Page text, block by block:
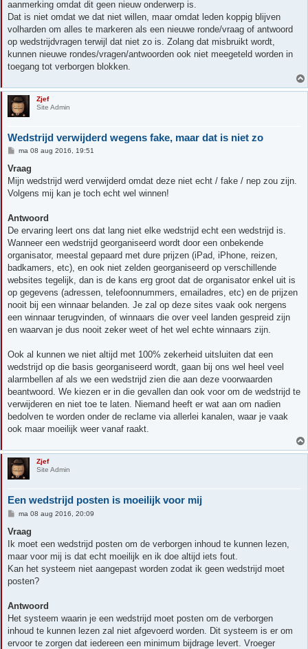
aanmerking omdat dit geen nieuw onderwerp is.
Dat is niet omdat we dat niet willen, maar omdat leden koppig blijven
volharden om alles te markeren als een nieuwe ronde/vraag of antwoord
op wedstrijdvragen terwijl dat niet zo is. Zolang dat misbruikt wordt,
kunnen nieuwe rondes/vragen/antwoorden ook niet meegeteld worden in
toegang tot verborgen blokken.
Zjef
Site Admin
Wedstrijd verwijderd wegens fake, maar dat is niet zo
B
r
c
h
ma 08 aug 2016, 19:51
Vraag
Mijn wedstrijd werd verwijderd omdat deze niet echt / fake / nep zou zijn.
Volgens mij kan je toch echt wel winnen!
Antwoord
De ervaring leert ons dat lang niet elke wedstrijd echt een wedstrijd is.
Wanneer een wedstrijd georganiseerd wordt door een onbekende
organisator, meestal gepaard met dure prijzen (iPad, iPhone, reizen,
badkamers, etc), en ook niet zelden georganiseerd op verschillende
websites tegelijk, dan is de kans erg groot dat de organisator enkel uit is
op gegevens (adressen, telefoonnummers, emailadres, etc) en de prijzen
nooit bij een winnaar belanden. Je zal op deze sites vaak ook nergens
een winnaar terugvinden, of winnaars die over veel landen gespreid zijn
en waarvan je dus nooit zeker weet of het wel echte winnaars zijn.
Ook al kunnen we niet altijd met 100% zekerheid uitsluiten dat een
wedstrijd op die basis georganiseerd wordt, gaan bij ons wel heel veel
alarmbellen af als we een wedstrijd zien die aan deze voorwaarden
beantwoord. We kiezen er in die gevallen dan ook voor om de wedstrijd te
verwijderen en niet toe te laten. Niemand heeft er wat aan om nadien
bedolven te worden onder de reclame via allerlei kanalen, waar je vaak
ook maar moeilijk weer vanaf raakt.
Zjef
Site Admin
Een wedstrijd posten is moeilijk voor mij
B
r
c
h
ma 08 aug 2016, 20:09
Vraag
Ik moet een wedstrijd posten om de verborgen inhoud te kunnen lezen,
maar voor mij is dat echt moeilijk en ik doe altijd iets fout.
Kan het systeem niet aangepast worden zodat ik geen wedstrijd moet
posten?
Antwoord
Het systeem waarin je een wedstrijd moet posten om de verborgen
inhoud te kunnen lezen zal niet afgevoerd worden. Dit systeem is er om
ervoor te zorgen dat iedereen een minimum bijdrage levert. Vroeger